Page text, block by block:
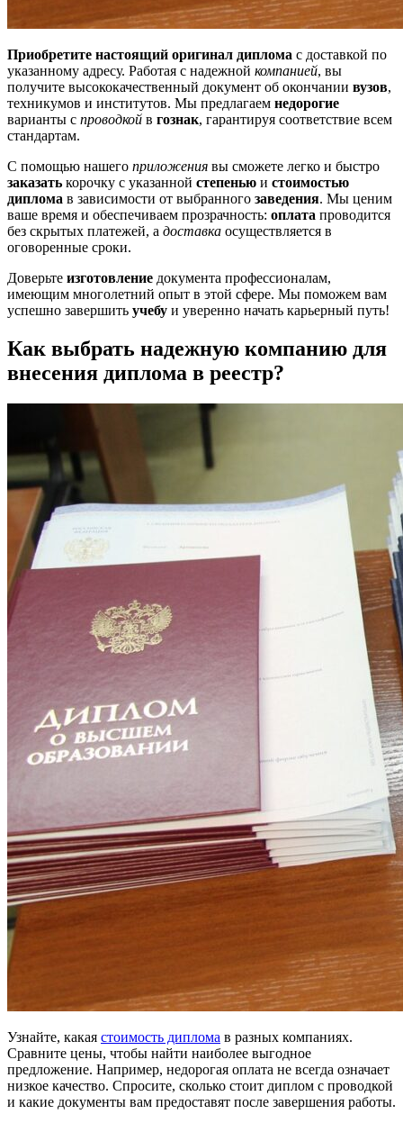
Приобретите настоящий оригинал диплома с доставкой по
указанному адресу. Работая с надежной компанией, вы
получите высококачественный документ об окончании вузов,
техникумов и институтов. Мы предлагаем недорогие
варианты с проводкой в гознак, гарантируя соответствие всем
стандартам.
С помощью нашего приложения вы сможете легко и быстро
заказать корочку с указанной степенью и стоимостью
диплома в зависимости от выбранного заведения. Мы ценим
ваше время и обеспечиваем прозрачность: оплата проводится
без скрытых платежей, а доставка осуществляется в
оговоренные сроки.
Доверьте изготовление документа профессионалам,
имеющим многолетний опыт в этой сфере. Мы поможем вам
успешно завершить учебу и уверенно начать карьерный путь!
Как выбрать надежную компанию для
внесения диплома в реестр?
Узнайте, какая стоимость диплома в разных компаниях.
Сравните цены, чтобы найти наиболее выгодное
предложение. Например, недорогая оплата не всегда означает
низкое качество. Спросите, сколько стоит диплом с проводкой
и какие документы вам предоставят после завершения работы.